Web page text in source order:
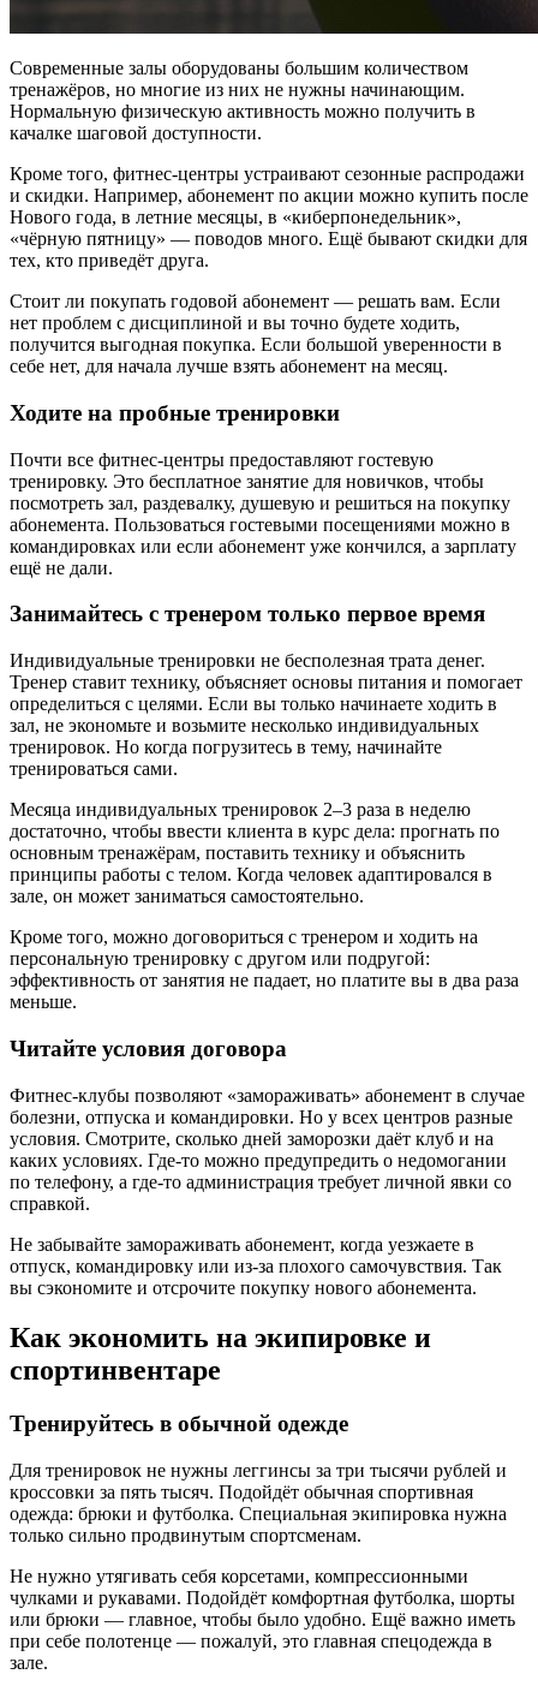
Современные залы оборудованы большим количеством
тренажёров, но многие из них не нужны начинающим.
Нормальную физическую активность можно получить в
качалке шаговой доступности.
Кроме того, фитнес-центры устраивают сезонные распродажи
и скидки. Например, абонемент по акции можно купить после
Нового года, в летние месяцы, в «киберпонедельник»,
«чёрную пятницу» — поводов много. Ещё бывают скидки для
тех, кто приведёт друга.
Стоит ли покупать годовой абонемент — решать вам. Если
нет проблем с дисциплиной и вы точно будете ходить,
получится выгодная покупка. Если большой уверенности в
себе нет, для начала лучше взять абонемент на месяц.
Ходите на пробные тренировки
Почти все фитнес-центры предоставляют гостевую
тренировку. Это бесплатное занятие для новичков, чтобы
посмотреть зал, раздевалку, душевую и решиться на покупку
абонемента. Пользоваться гостевыми посещениями можно в
командировках или если абонемент уже кончился, а зарплату
ещё не дали.
Занимайтесь с тренером только первое время
Индивидуальные тренировки не бесполезная трата денег.
Тренер ставит технику, объясняет основы питания и помогает
определиться с целями. Если вы только начинаете ходить в
зал, не экономьте и возьмите несколько индивидуальных
тренировок. Но когда погрузитесь в тему, начинайте
тренироваться сами.
Месяца индивидуальных тренировок 2–3 раза в неделю
достаточно, чтобы ввести клиента в курс дела: прогнать по
основным тренажёрам, поставить технику и объяснить
принципы работы с телом. Когда человек адаптировался в
зале, он может заниматься самостоятельно.
Кроме того, можно договориться с тренером и ходить на
персональную тренировку с другом или подругой:
эффективность от занятия не падает, но платите вы в два раза
меньше.
Читайте условия договора
Фитнес-клубы позволяют «замораживать» абонемент в случае
болезни, отпуска и командировки. Но у всех центров разные
условия. Смотрите, сколько дней заморозки даёт клуб и на
каких условиях. Где-то можно предупредить о недомогании
по телефону, а где-то администрация требует личной явки со
справкой.
Не забывайте замораживать абонемент, когда уезжаете в
отпуск, командировку или из-за плохого самочувствия. Так
вы сэкономите и отсрочите покупку нового абонемента.
Как экономить на экипировке и
спортинвентаре
Тренируйтесь в обычной одежде
Для тренировок не нужны леггинсы за три тысячи рублей и
кроссовки за пять тысяч. Подойдёт обычная спортивная
одежда: брюки и футболка. Специальная экипировка нужна
только сильно продвинутым спортсменам.
Не нужно утягивать себя корсетами, компрессионными
чулками и рукавами. Подойдёт комфортная футболка, шорты
или брюки — главное, чтобы было удобно. Ещё важно иметь
при себе полотенце — пожалуй, это главная спецодежда в
зале.